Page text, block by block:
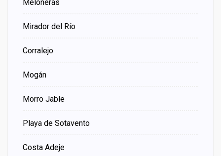
Meloneras
Mirador del Río
Corralejo
Mogán
Morro Jable
Playa de Sotavento
Costa Adeje